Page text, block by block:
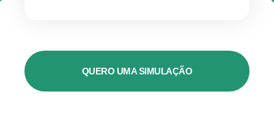
QUERO UMA SIMULAÇÃO